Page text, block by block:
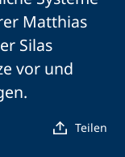
Matthias
Silas
vor und
Teilen